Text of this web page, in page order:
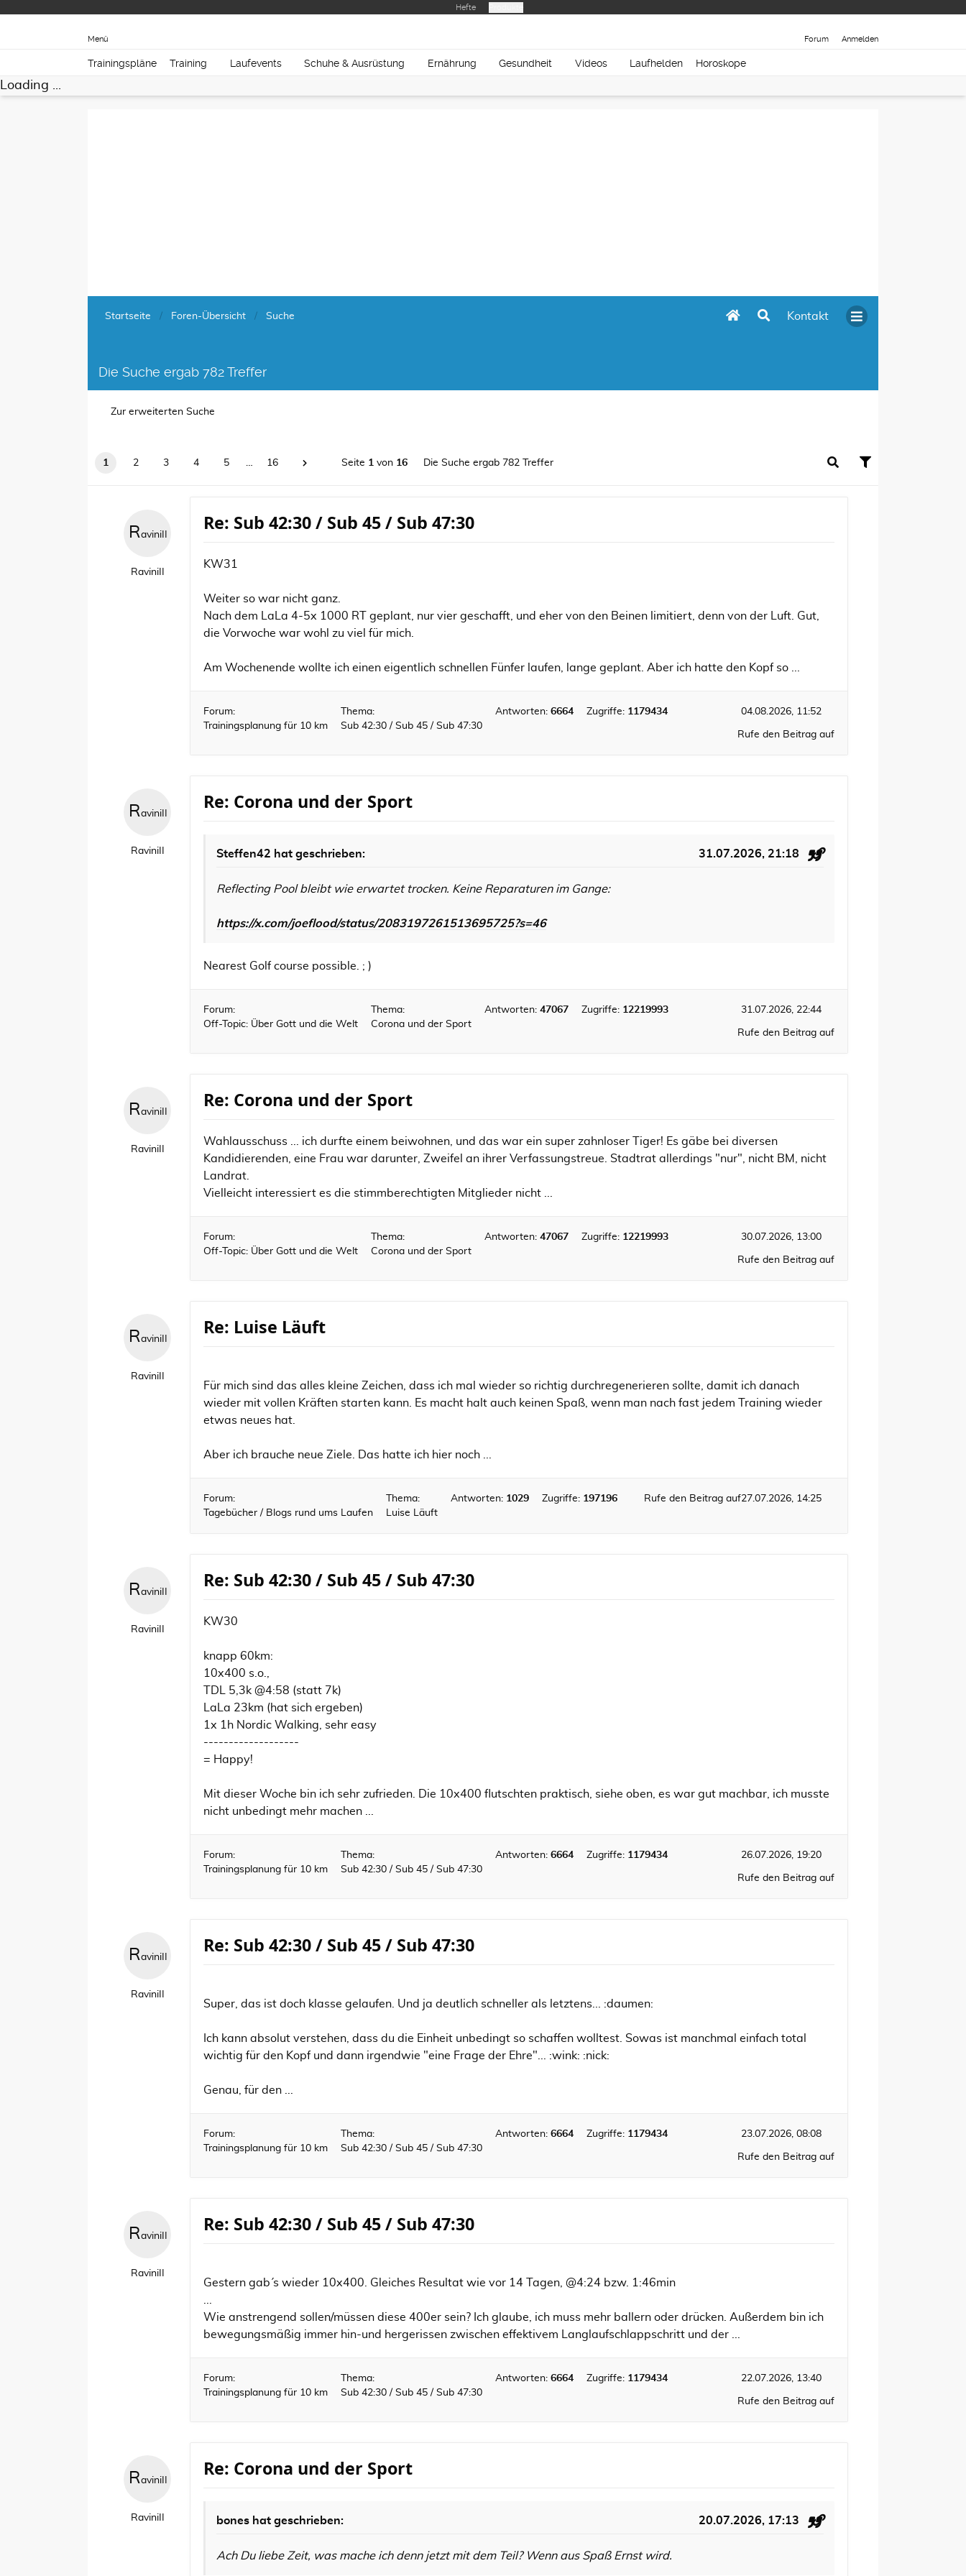
Hefte
Forum Anmelden
Menü
Trainingspläne Training Laufevents Schuhe & Ausrüstung Ernährung Gesundheit Videos Laufhelden Horoskope
Loading ...
Kontakt
Startseite Foren-Übersicht Suche
Die Suche ergab 782 Treffer
Zur erweiterten Suche
1 2 3 4 5 … 16 Seite 1 von 16 Die Suche ergab 782 Treffer
RaviniII
RaviniII
Re: Sub 42:30 / Sub 45 / Sub 47:30
KW31
Weiter so war nicht ganz.
Nach dem LaLa 4-5x 1000 RT geplant, nur vier geschafft, und eher von den Beinen limitiert, denn von der Luft. Gut,
die Vorwoche war wohl zu viel für mich.
Am Wochenende wollte ich einen eigentlich schnellen Fünfer laufen, lange geplant. Aber ich hatte den Kopf so ...
Forum:
Trainingsplanung für 10 km
Thema:
Sub 42:30 / Sub 45 / Sub 47:30
Antworten: 6664 Zugriffe: 1179434 04.08.2026, 11:52
Rufe den Beitrag auf
RaviniII
RaviniII
Re: Corona und der Sport
Steffen42 hat geschrieben: 31.07.2026, 21:18
Reflecting Pool bleibt wie erwartet trocken. Keine Reparaturen im Gange:
https://x.com/joeflood/status/2083197261513695725?s=46
Nearest Golf course possible. ; )
Forum:
Off-Topic: Über Gott und die Welt
Thema:
Corona und der Sport
Antworten: 47067 Zugriffe: 12219993 31.07.2026, 22:44
Rufe den Beitrag auf
RaviniII
RaviniII
Re: Corona und der Sport
Wahlausschuss ... ich durfte einem beiwohnen, und das war ein super zahnloser Tiger! Es gäbe bei diversen
Kandidierenden, eine Frau war darunter, Zweifel an ihrer Verfassungstreue. Stadtrat allerdings "nur", nicht BM, nicht
Landrat.
Vielleicht interessiert es die stimmberechtigten Mitglieder nicht ...
Forum:
Off-Topic: Über Gott und die Welt
Thema:
Corona und der Sport
Antworten: 47067 Zugriffe: 12219993 30.07.2026, 13:00
Rufe den Beitrag auf
RaviniII
RaviniII
Re: Luise Läuft
Für mich sind das alles kleine Zeichen, dass ich mal wieder so richtig durchregenerieren sollte, damit ich danach
wieder mit vollen Kräften starten kann. Es macht halt auch keinen Spaß, wenn man nach fast jedem Training wieder
etwas neues hat.
Aber ich brauche neue Ziele. Das hatte ich hier noch ...
Forum:
Tagebücher / Blogs rund ums Laufen
Thema:
Luise Läuft
Antworten: 1029 Zugriffe: 197196 27.07.2026, 14:25
Rufe den Beitrag auf
RaviniII
RaviniII
Re: Sub 42:30 / Sub 45 / Sub 47:30
KW30
knapp 60km:
10x400 s.o.,
TDL 5,3k @4:58 (statt 7k)
LaLa 23km (hat sich ergeben)
1x 1h Nordic Walking, sehr easy
-------------------
= Happy!
Mit dieser Woche bin ich sehr zufrieden. Die 10x400 flutschten praktisch, siehe oben, es war gut machbar, ich musste
nicht unbedingt mehr machen ...
Forum:
Trainingsplanung für 10 km
Thema:
Sub 42:30 / Sub 45 / Sub 47:30
Antworten: 6664 Zugriffe: 1179434 26.07.2026, 19:20
Rufe den Beitrag auf
RaviniII
RaviniII
Re: Sub 42:30 / Sub 45 / Sub 47:30
Super, das ist doch klasse gelaufen. Und ja deutlich schneller als letztens... :daumen:
Ich kann absolut verstehen, dass du die Einheit unbedingt so schaffen wolltest. Sowas ist manchmal einfach total
wichtig für den Kopf und dann irgendwie "eine Frage der Ehre"... :wink: :nick:
Genau, für den ...
Forum:
Trainingsplanung für 10 km
Thema:
Sub 42:30 / Sub 45 / Sub 47:30
Antworten: 6664 Zugriffe: 1179434 23.07.2026, 08:08
Rufe den Beitrag auf
RaviniII
RaviniII
Re: Sub 42:30 / Sub 45 / Sub 47:30
Gestern gab´ s wieder 10x400. Gleiches Resultat wie vor 14 Tagen, @4:24 bzw. 1:46min
Wie anstrengend sollen/müssen diese 400er sein? Ich glaube, ich muss mehr ballern oder drücken. Außerdem bin ich
bewegungsmäßig immer hin-und hergerissen zwischen effektivem Langlaufschlappschritt und der ...
Forum:
Trainingsplanung für 10 km
Thema:
Sub 42:30 / Sub 45 / Sub 47:30
Antworten: 6664 Zugriffe: 1179434 22.07.2026, 13:40
Rufe den Beitrag auf
RaviniII
RaviniII
Re: Corona und der Sport
bones hat geschrieben: 20.07.2026, 17:13
Ach Du liebe Zeit, was mache ich denn jetzt mit dem Teil? Wenn aus Spaß Ernst wird.